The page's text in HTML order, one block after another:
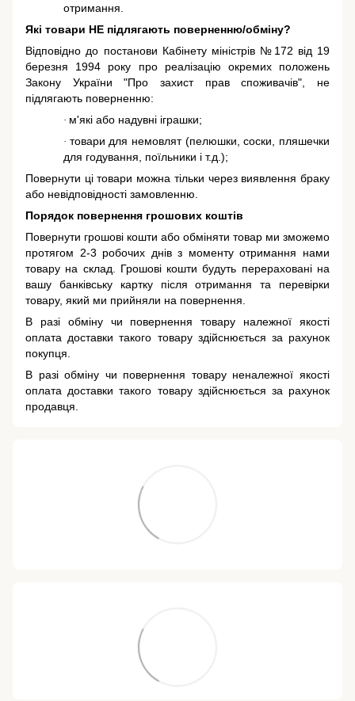
отримання.
Які товари НЕ підлягають поверненню/обміну?
Відповідно до постанови Кабінету міністрів №172 від 19
березня 1994 року про реалізацію окремих положень
Закону України "Про захист прав споживачів", не
підлягають поверненню:
· м'які або надувні іграшки;
· товари для немовлят (пелюшки, соски, пляшечки
для годування, поїльники і т.д.);
Повернути ці товари можна тільки через виявлення браку
або невідповідності замовленню.
Порядок повернення грошових коштів
Повернути грошові кошти або обміняти товар ми зможемо
протягом 2-3 робочих днів з моменту отримання нами
товару на склад. Грошові кошти будуть перераховані на
вашу банківську картку після отримання та перевірки
товару, який ми прийняли на повернення.
В разі обміну чи повернення товару належної якості
оплата доставки такого товару здійснюється за рахунок
покупця.
В разі обміну чи повернення товару неналежної якості
оплата доставки такого товару здійснюється за рахунок
продавця.